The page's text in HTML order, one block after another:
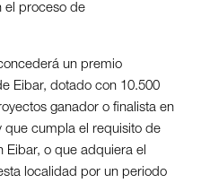
el proceso de
un premio
Eibar, dotado con 10.500
ganador o finalista en
que cumpla el requisito de
Eibar, o que adquiera el
localidad por un periodo